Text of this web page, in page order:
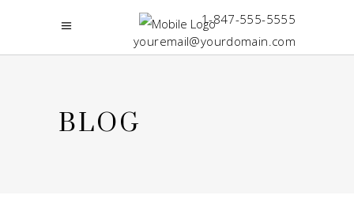
1-847-555-5555
youremail@yourdomain.com
BLOG